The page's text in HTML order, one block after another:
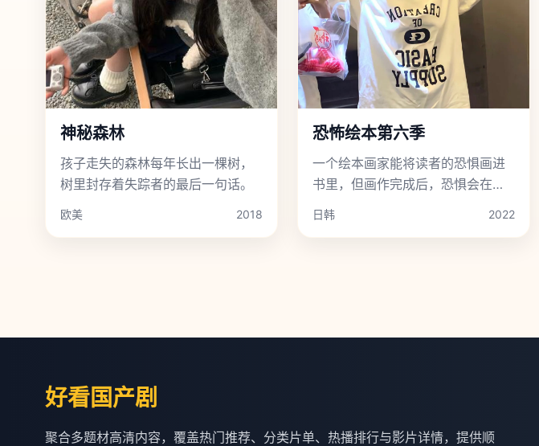
神秘森林
孩子走失的森林每年长出一棵树，
树里封存着失踪者的最后一句话。
欧美 2018
恐怖绘本第六季
一个绘本画家能将读者的恐惧画进
书里，但画作完成后，恐惧会在现
实中具象化并反噬画家自身。
日韩 2022
好看国产剧
聚合多题材高清内容，覆盖热门推荐、分类片单、热播排行与影片详情，提供顺